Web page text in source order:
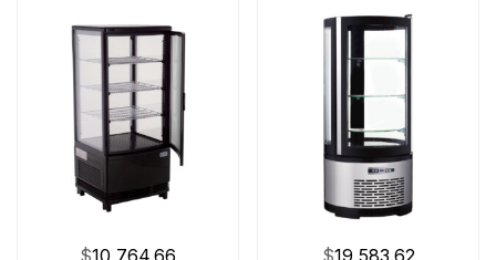
$10,764.66
$19,583.62